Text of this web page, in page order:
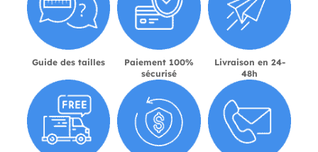
Guide des tailles
Paiement 100%
sécurisé
Livraison en 24-
48h